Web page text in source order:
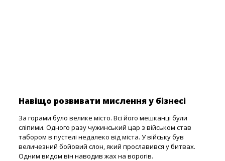
Навіщо розвивати мислення у бізнесі
За горами було велике місто. Всі його мешканці були
сліпими. Одного разу чужинський цар з військом став
табором в пустелі недалеко від міста. У війську був
величезний бойовий слон, який прославився у битвах.
Одним видом він наводив жах на ворогів.